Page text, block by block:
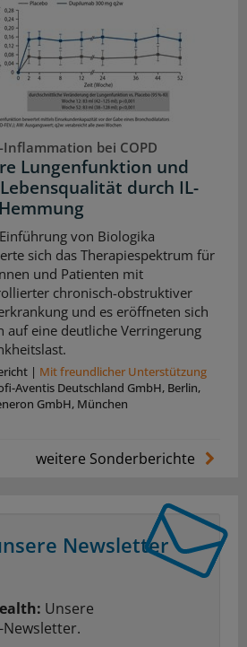
Inflammation bei COPD
Lungenfunktion und
durch IL-
von Biologika
sich das Therapiespektrum für
und Patienten mit
chronisch-obstruktiver
und es eröffneten sich
auf eine deutliche Verringerung
| Mit freundlicher Unterstützung
Aventis Deutschland GmbH, Berlin,
GmbH, München
weitere Sonderberichte
Newsletter
Unsere